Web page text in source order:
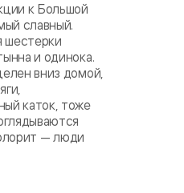
к Большой
славный.
шестерки
и одинока.
вниз домой,
каток, тоже
— люди